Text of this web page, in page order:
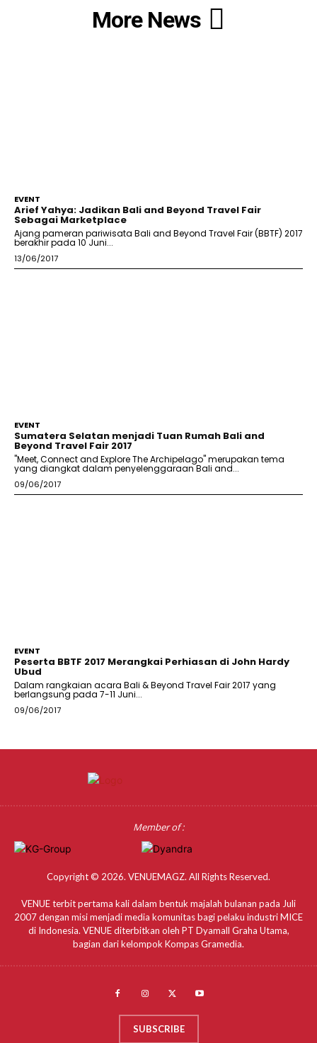
More News
EVENT
Arief Yahya: Jadikan Bali and Beyond Travel Fair
Sebagai Marketplace
Ajang pameran pariwisata Bali and Beyond Travel Fair (BBTF) 2017
berakhir pada 10 Juni...
13/06/2017
EVENT
Sumatera Selatan menjadi Tuan Rumah Bali and
Beyond Travel Fair 2017
"Meet, Connect and Explore The Archipelago" merupakan tema
yang diangkat dalam penyelenggaraan Bali and...
09/06/2017
EVENT
Peserta BBTF 2017 Merangkai Perhiasan di John Hardy
Ubud
Dalam rangkaian acara Bali & Beyond Travel Fair 2017 yang
berlangsung pada 7-11 Juni...
09/06/2017
Member of :
Copyright © 2026. VENUEMAGZ. All Rights Reserved.
VENUE terbit pertama kali dalam bentuk majalah bulanan pada Juli
2007 dengan misi menjadi media komunitas bagi pelaku industri MICE
di Indonesia. VENUE diterbitkan oleh PT Dyamall Graha Utama,
bagian dari kelompok Kompas Gramedia.
SUBSCRIBE